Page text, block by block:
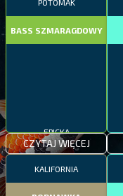
POTOMAK
BASS SZMARAGDOWY
EPICKA
CZYTAJ WIĘCEJ
KALIFORNIA